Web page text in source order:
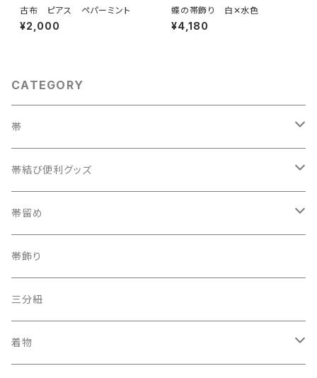
古布 ピアス ペパーミント
¥2,000
蝶の帯飾り 白✕水色
¥4,180
CATEGORY
帯
織兵児帯
半幅帯
夏帯
京袋帯
レトロ、アンティーク
帯結び便利グッズ
カラー三重紐
自装用カラー三重紐
レーシーちゃん
帯留め
古布
その他
帯飾り
三分紐
着物